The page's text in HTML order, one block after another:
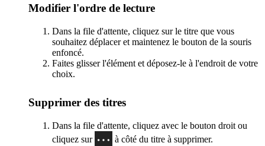
Modifier l'ordre de lecture
Dans la file d'attente, cliquez sur le titre que vous
souhaitez déplacer et maintenez le bouton de la souris
enfoncé.
Faites glisser l'élément et déposez-le à l'endroit de votre
choix.
Supprimer des titres
Dans la file d'attente, cliquez avec le bouton droit ou
cliquez sur
à côté du titre à supprimer.